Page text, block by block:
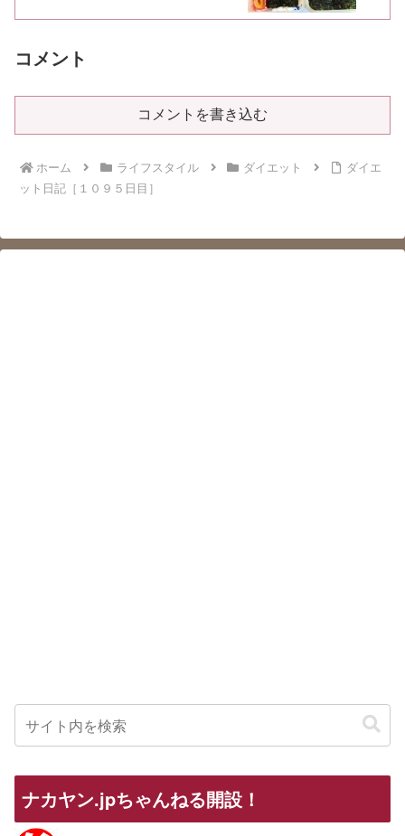
コメント
コメントを書き込む
ホーム ライフスタイル ダイエット
ダイエ
ット日記［１０９５日目］
ナカヤン.jpちゃんねる開設！